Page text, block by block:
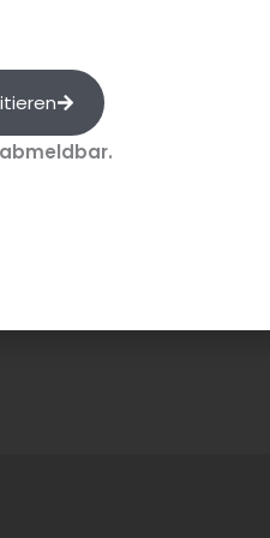
der ungewohnte Arbeitsplatz
damit wir sicherer in dem